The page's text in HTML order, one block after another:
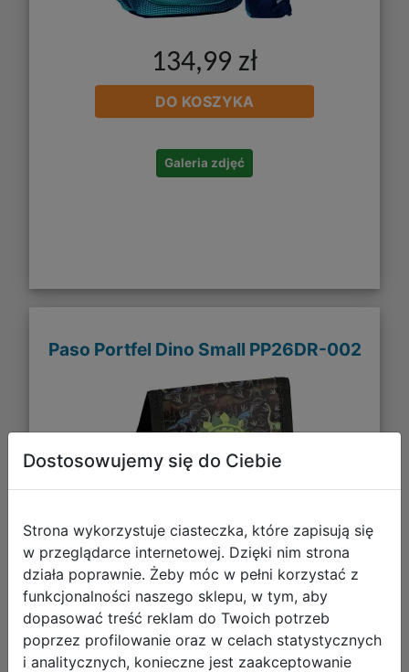
134,99 zł
DO KOSZYKA
Galeria zdjęć
Paso Portfel Dino Small PP26DR-002
19,99 zł
DO KOSZYKA
Dostosowujemy się do Ciebie
Strona wykorzystuje ciasteczka, które zapisują się
w przeglądarce internetowej. Dzięki nim strona
działa poprawnie. Żeby móc w pełni korzystać z
funkcjonalności naszego sklepu, w tym, aby
dopasować treść reklam do Twoich potrzeb
poprzez profilowanie oraz w celach statystycznych
i analitycznych, konieczne jest zaakceptowanie